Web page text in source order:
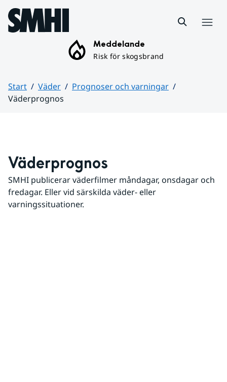
Hoppa till sidans innehåll
Meddelande
Risk för skogsbrand
Start Väder
Prognoser och varningar
Väderprognos
Väderprognos
SMHI publicerar väderfilmer måndagar, onsdagar och
fredagar. Eller vid särskilda väder- eller
varningssituationer.